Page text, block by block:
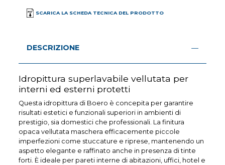
SCARICA LA SCHEDA TECNICA DEL PRODOTTO
DESCRIZIONE
Idropittura superlavabile vellutata per
interni ed esterni protetti
Questa idropittura di Boero è concepita per garantire
risultati estetici e funzionali superiori in ambienti di
prestigio, sia domestici che professionali. La finitura
opaca vellutata maschera efficacemente piccole
imperfezioni come stuccature e riprese, mantenendo un
aspetto elegante e raffinato anche in presenza di tinte
forti. È ideale per pareti interne di abitazioni, uffici, hotel e